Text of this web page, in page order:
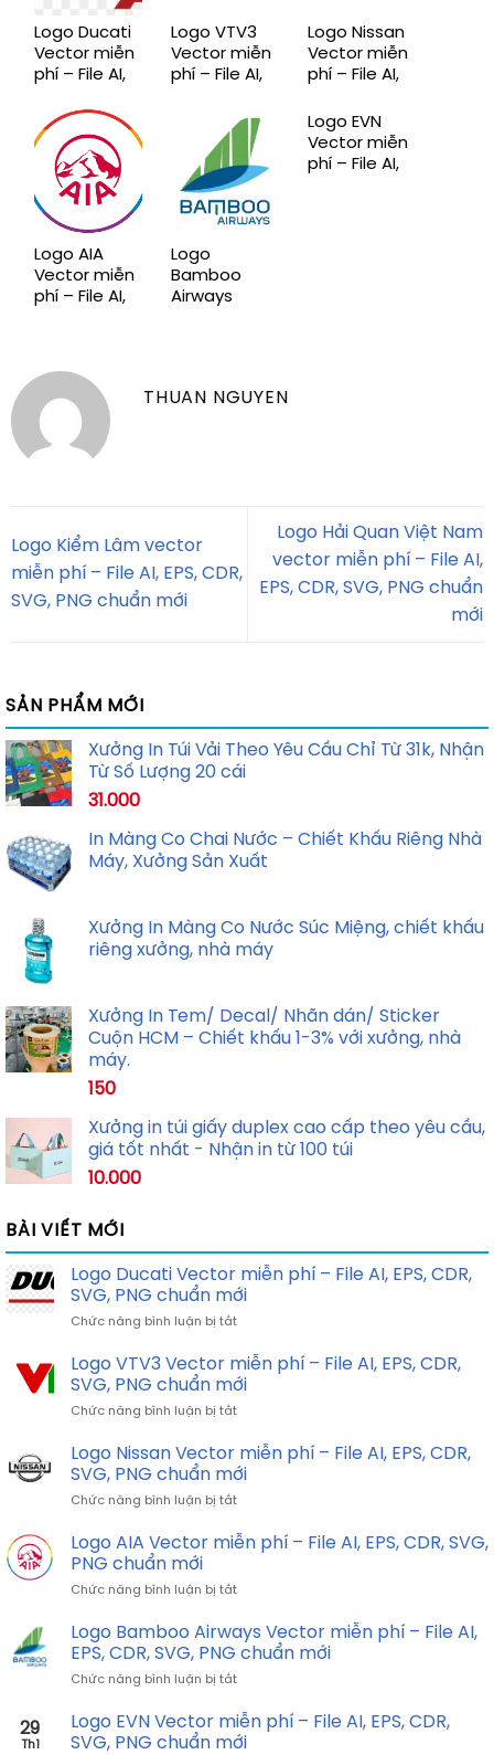
Logo Ducati
Vector miễn
phí – File AI,
SVG, PNG
chuẩn mới
Logo VTV3
Vector miễn
phí – File AI,
SVG, PNG
chuẩn mới
Logo Nissan
Vector miễn
phí – File AI,
SVG, PNG
chuẩn mới
Logo AIA
Vector miễn
phí – File AI,
Logo
Bamboo
Airways
chuẩn mới
Logo EVN
Vector miễn
phí – File AI,
THUAN NGUYEN
Logo Kiểm Lâm vector
miễn phí – File AI, EPS, CDR,
SVG, PNG chuẩn mới
Logo Hải Quan Việt Nam
vector miễn phí – File AI,
EPS, CDR, SVG, PNG chuẩn
mới
SẢN PHẨM MỚI
Xưởng In Túi Vải Theo Yêu Cầu Chỉ Từ 31k, Nhận
Từ Số Lượng 20 cái
31.000
In Màng Co Chai Nước – Chiết Khấu Riêng Nhà
Máy, Xưởng Sản Xuất
Xưởng In Màng Co Nước Súc Miệng, chiết khấu
riêng xưởng, nhà máy
Xưởng In Tem/ Decal/ Nhãn dán/ Sticker
Cuộn HCM – Chiết khấu 1-3% với xưởng, nhà
máy.
150
Xưởng in túi giấy duplex cao cấp theo yêu cầu,
giá tốt nhất - Nhận in từ 100 túi
10.000
BÀI VIẾT MỚI
Logo Ducati Vector miễn phí – File AI, EPS, CDR,
SVG, PNG chuẩn mới
Chức năng bình luận bị tắtở
Ducati
Vector
phí
File
AI,
CDR,
PNG
Logo VTV3 Vector miễn phí – File AI, EPS, CDR,
SVG, PNG chuẩn mới
Chức năng bình luận bị tắtở
VTV3
Vector
phí
File
CDR,
PNG
chuẩn
Logo Nissan Vector miễn phí – File AI, EPS, CDR,
SVG, PNG chuẩn mới
Chức năng bình luận bị tắtở
Nissan
Vector
phí
File
AI,
CDR,
PNG
chuẩn
Logo AIA Vector miễn phí – File AI, EPS, CDR, SVG,
PNG chuẩn mới
Chức năng bình luận bị tắtở
AIA
Vector
phí
File
AI,
Logo Bamboo Airways Vector miễn phí – File AI,
EPS, CDR, SVG, PNG chuẩn mới
Chức năng bình luận bị tắtở
Bamboo
Airways
29
Th1
Logo EVN Vector miễn phí – File AI, EPS, CDR,
SVG, PNG chuẩn mới